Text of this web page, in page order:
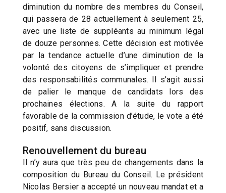
diminution du nombre des membres du Conseil,
qui passera de 28 actuellement à seulement 25,
avec une liste de suppléants au minimum légal
de douze personnes. Cette décision est motivée
par la tendance actuelle d’une diminution de la
volonté des citoyens de s’impliquer et prendre
des responsabilités communales. Il s’agit aussi
de palier le manque de candidats lors des
prochaines élections. A la suite du rapport
favorable de la commission d’étude, le vote a été
positif, sans discussion.
Renouvellement du bureau
Il n’y aura que très peu de changements dans la
composition du Bureau du Conseil. Le président
Nicolas Bersier a accepté un nouveau mandat et a